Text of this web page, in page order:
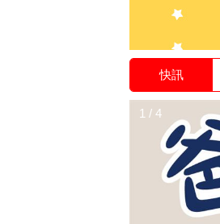
快訊
1 / 4